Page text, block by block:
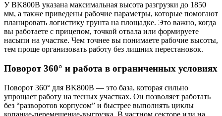
У BK800B указана максимальная высота разгрузки до 1850
мм, а также приведены рабочие параметры, которые помогают
планировать логистику грунта на площадке. Это важно, когда
вы работаете с прицепом, точкой отвала или формируете
насыпи на участке. Чем точнее вы понимаете рабочие высоты,
тем проще организовать работу без лишних перестановок.
Поворот 360° и работа в ограниченных условиях
Поворот 360° для BK800B — это база, которая сильно
упрощает работу на тесных участках. Он позволяет работать
без “разворотов корпусом” и быстрее выполнять циклы
копание-перемещение-выгрузка. В частном секторе или на